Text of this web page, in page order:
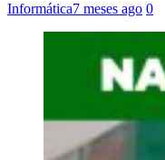
Informática7 meses ago 0